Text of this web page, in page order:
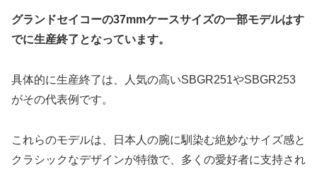
グランドセイコーの37mmケースサイズの一部モデルはす
でに生産終了となっています。
具体的に生産終了は、人気の高いSBGR251やSBGR253
がその代表例です。
これらのモデルは、日本人の腕に馴染む絶妙なサイズ感と
クラシックなデザインが特徴で、多くの愛好者に支持され